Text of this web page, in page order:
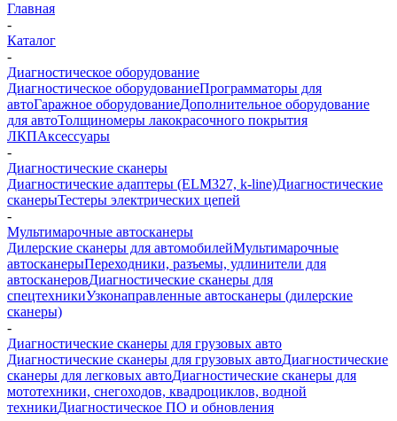
Главная
-
Каталог
-
Диагностическое оборудование
Диагностическое оборудованиеПрограмматоры для
автоГаражное оборудованиеДополнительное оборудование
для автоТолщиномеры лакокрасочного покрытия
ЛКПАксессуары
-
Диагностические сканеры
Диагностические адаптеры (ELM327, k-line)Диагностические
сканерыТестеры электрических цепей
-
Мультимарочные автосканеры
Дилерские сканеры для автомобилейМультимарочные
автосканерыПереходники, разъемы, удлинители для
автосканеровДиагностические сканеры для
спецтехникиУзконаправленные автосканеры (дилерские
сканеры)
-
Диагностические сканеры для грузовых авто
Диагностические сканеры для грузовых автоДиагностические
сканеры для легковых автоДиагностические сканеры для
мототехники, снегоходов, квадроциклов, водной
техникиДиагностическое ПО и обновления